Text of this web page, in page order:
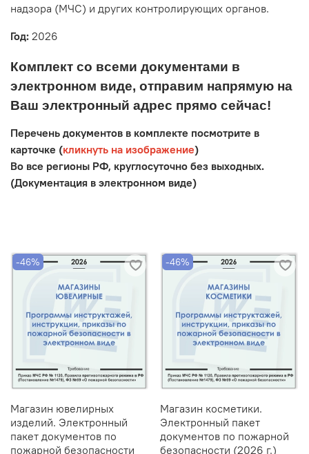
надзора (МЧС) и других контролирующих органов.
Год: 2026
Комплект со всеми документами в
электронном виде, отправим напрямую на
Ваш электронный адрес прямо сейчас!
Перечень документов в комплекте посмотрите в
карточке (кликнуть на изображение)
Во все регионы РФ, круглосуточно без выходных.
(Документация в электронном виде)
-46%
Магазин ювелирных
изделий. Электронный
пакет документов по
пожарной безопасности
-46%
Магазин косметики.
Электронный пакет
документов по пожарной
безопасности (2026 г.)